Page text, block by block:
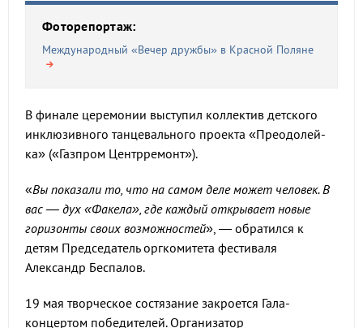
Фоторепортаж:
Международный «Вечер дружбы» в Красной Поляне
В финале церемонии выступил коллектив детского
инклюзивного танцевального проекта «Преодолей-
ка» («Газпром Центрремонт»).
«Вы показали то, что на самом деле может человек. В
вас — дух «Факела», где каждый открывает новые
горизонты своих возможностей», — обратился к
детям Председатель оргкомитета фестиваля
Александр Беспалов.
19 мая творческое состязание закроется Гала-
концертом победителей. Организатор